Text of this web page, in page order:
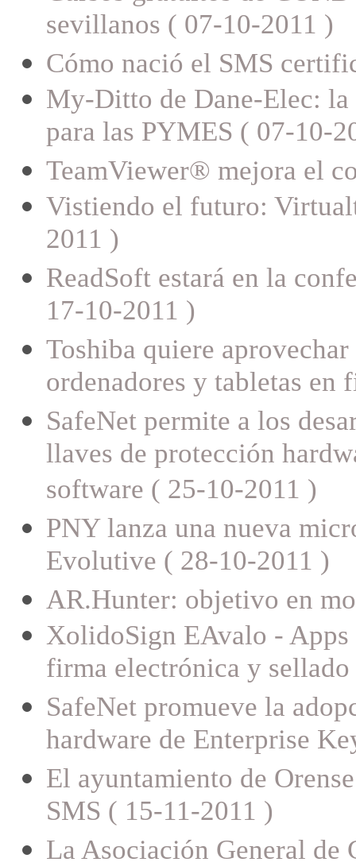
sevillanos ( 07-10-2011 )
Cómo nació el SMS
My-Ditto de Dane-Elec: la
para las PYMES ( 07-10-
TeamViewer® mejora el
Vistiendo el futuro:
2011 )
ReadSoft estará en la
17-10-2011 )
Toshiba quiere
ordenadores y tabletas
SafeNet permite a los
llaves de protección
software ( 25-10-2011 )
PNY lanza una nueva
Evolutive ( 28-10-2011 )
AR.Hunter: objetivo en
XolidoSign EAvalo - Apps
firma electrónica y
SafeNet promueve la
hardware de Enterprise
El ayuntamiento de
SMS ( 15-11-2011 )
La Asociación General de